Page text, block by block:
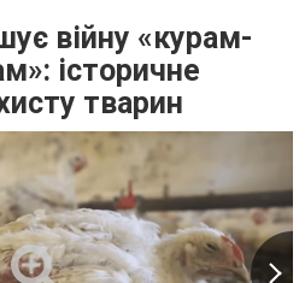
війну «курам-
історичне
тварин